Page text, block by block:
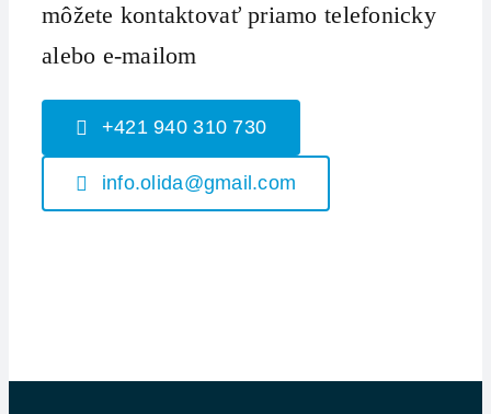
môžete kontaktovať priamo telefonicky
alebo e-mailom
+421 940 310 730
info.olida@gmail.com